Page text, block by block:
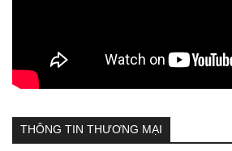
THÔNG TIN THƯƠNG MẠI